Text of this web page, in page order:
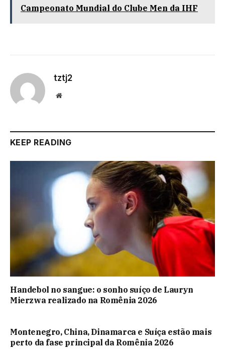
Campeonato Mundial do Clube Men da IHF
tztj2
Website
KEEP READING
Handebol no sangue: o sonho suíço de Lauryn
Mierzwa realizado na Romênia 2026
Montenegro, China, Dinamarca e Suíça estão mais
perto da fase principal da Romênia 2026